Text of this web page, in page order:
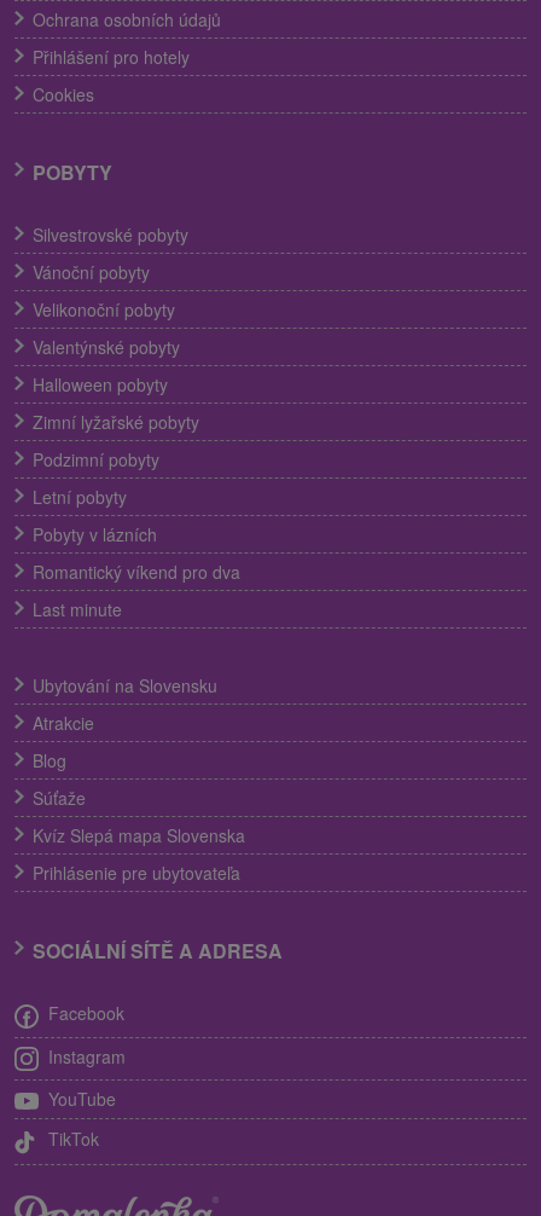
Ochrana osobních údajů
Přihlášení pro hotely
Cookies
POBYTY
Silvestrovské pobyty
Vánoční pobyty
Velikonoční pobyty
Valentýnské pobyty
Halloween pobyty
Zimní lyžařské pobyty
Podzimní pobyty
Letní pobyty
Pobyty v lázních
Romantický víkend pro dva
Last minute
Ubytování na Slovensku
Atrakcie
Blog
Súťaže
Kvíz Slepá mapa Slovenska
Prihlásenie pre ubytovateľa
SOCIÁLNÍ SÍTĚ A ADRESA
Facebook
Instagram
YouTube
TikTok